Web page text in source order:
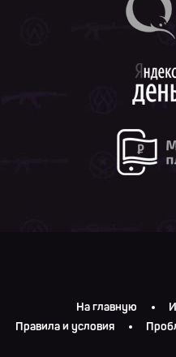
На главную
Правила и условия